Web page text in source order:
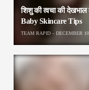
शिशु की त्वचा की
Baby Skincare Tips
TEAM RAPID DECEMBER